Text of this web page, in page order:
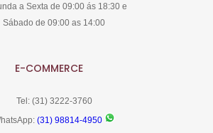
a Sexta de 09:00 ás 18:30 e
Sábado de 09:00 as 14:00
E-COMMERCE
Tel: (31) 3222-3760
(31) 98814-4950